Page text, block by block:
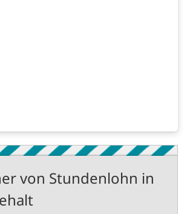
von Stundenlohn in